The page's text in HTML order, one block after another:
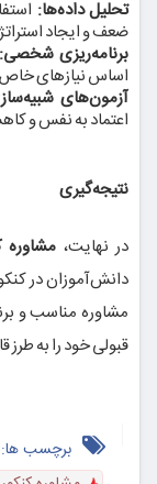
تحلیل داده‌ها:
ضعف و ایجاد
برنامه‌ریزی شخصی:
اساس نیازهای
آزمون‌های
اعتماد به نفس و
نتیجه‌گیری
در نهایت، مشاوره
دانش‌آموزان در
مشاوره مناسب و
قبولی خود را به
برچسب ها: